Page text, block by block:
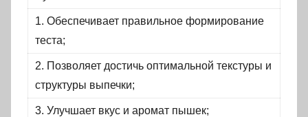
1. Обеспечивает правильное формирование
теста;
2. Позволяет достичь оптимальной текстуры и
структуры выпечки;
3. Улучшает вкус и аромат пышек;